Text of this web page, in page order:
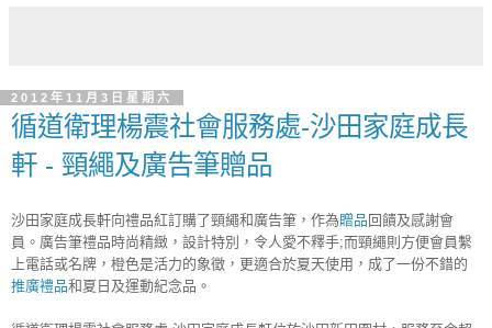
2012年11月3日星期六
循道衛理楊震社會服務處-沙田家庭成長
軒 - 頸繩及廣告筆贈品
沙田家庭成長軒向禮品紅訂購了頸繩和廣告筆，作為贈品 回饋及感謝會
員。廣告筆禮品時尚精緻，設計特別，令人愛不釋手;而頸繩則方便會員繫
上電話或名牌，橙色是活力的象徵，更適合於夏天使用，成了一份不錯的
推廣禮品和夏日及運動紀念品 。